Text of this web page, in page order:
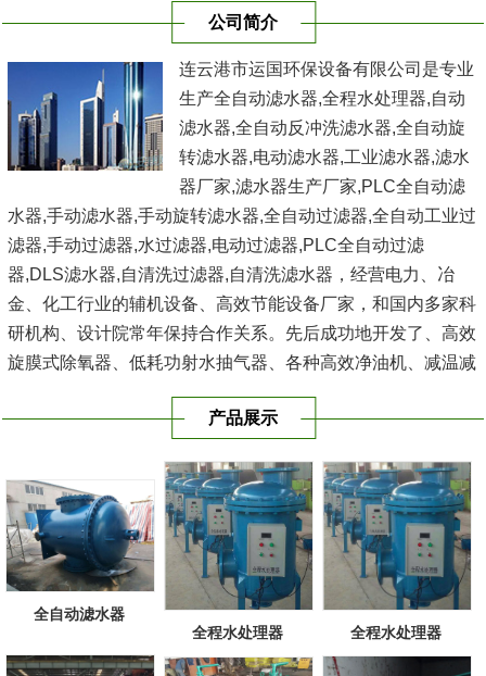
公司简介
连云港市运国环保设备有限公司是专业
生产全自动滤水器,全程水处理器,自动
滤水器,全自动反冲洗滤水器,全自动旋
转滤水器,电动滤水器,工业滤水器,滤水
器厂家,滤水器生产厂家,PLC全自动滤
水器,手动滤水器,手动旋转滤水器,全自动过滤器,全自动工业过
滤器,手动过滤器,水过滤器,电动过滤器,PLC全自动过滤
器,DLS滤水器,自清洗过滤器,自清洗滤水器，经营电力、冶
金、化工行业的辅机设备、高效节能设备厂家，和国内多家科
研机构、设计院常年保持合作关系。先后成功地开发了、高效
旋膜式除氧器、低耗功射水抽气器、各种高效净油机、减温减
冷油器、空气冷却...[查看详情]产品展示
全自动滤水器
全程水处理器
全程水处理器